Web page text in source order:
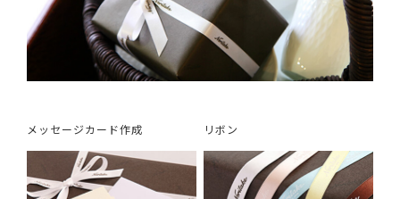
メッセージカード作成 リボン